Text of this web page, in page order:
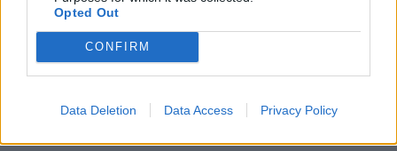
Opted Out
CONFIRM
Data Deletion Data Access Privacy Policy
Kariuomenės duomenimis, psichologiniai
sutrikimai ar psichiatrinės ligos sudaro nuo
30 iki 37 proc. ligų, dėl kurių šauktiniai
regioninėse pakomisėse.